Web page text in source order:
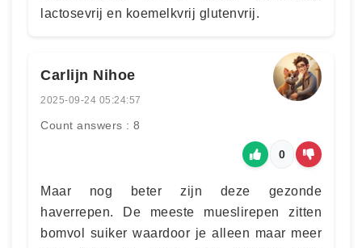
lactosevrij en koemelkvrij glutenvrij.
Carlijn Nihoe
2025-09-24 05:24:57
Count answers : 8
0
Maar nog beter zijn deze gezonde
haverrepen. De meeste mueslirepen zitten
bomvol suiker waardoor je alleen maar meer